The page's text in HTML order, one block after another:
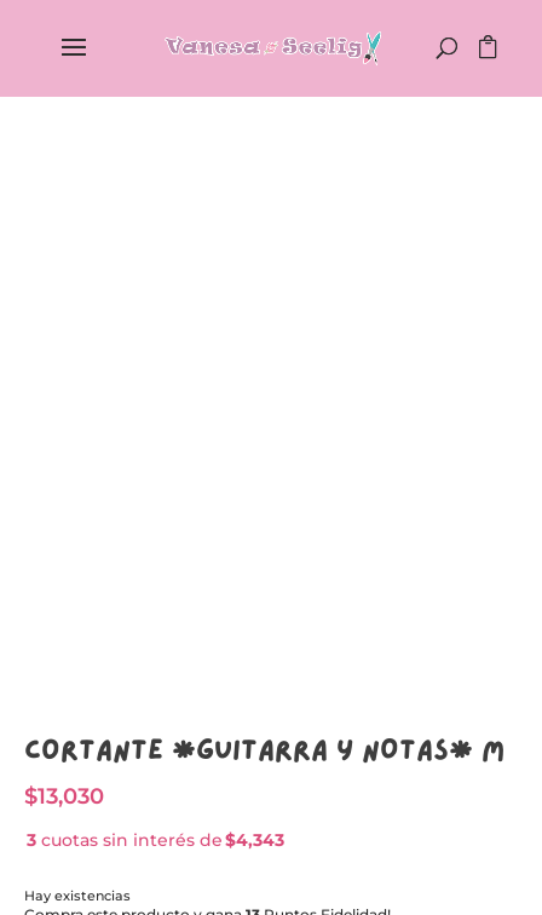
Cortante *GUITARRA Y NOTAS* M
$13,030
3 cuotas sin interés de$4,343
Hay existencias